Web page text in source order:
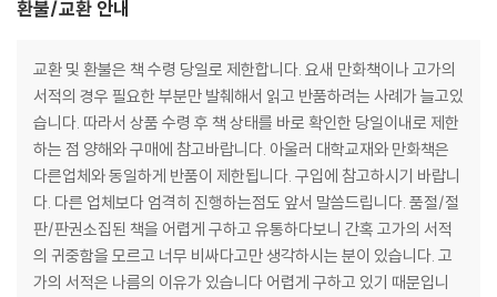
환불/교환 안내
교환 및 환불은 책 수령 당일로 제한합니다. 요새 만화책이나 고가의
서적의 경우 필요한 부분만 발췌해서 읽고 반품하려는 사례가 늘고있
습니다. 따라서 상품 수령 후 책 상태를 바로 확인한 당일이내로 제한
하는 점 양해와 구매에 참고바랍니다. 아울러 대학교재와 만화책은
다른업체와 동일하게 반품이 제한됩니다. 구입에 참고하시기 바랍니
다. 다른 업체보다 엄격히 진행하는점도 앞서 말씀드립니다. 품절/절
판/판권소집된 책을 어렵게 구하고 유통하다보니 간혹 고가의 서적
의 귀중함을 모르고 너무 비싸다고만 생각하시는 분이 있습니다. 고
가의 서적은 나름의 이유가 있습니다 어렵게 구하고 있기 때문입니